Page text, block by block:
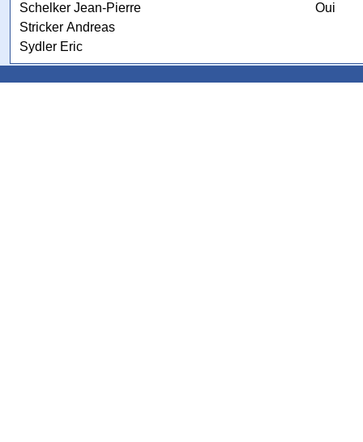
Schelker Jean-Pierre
Oui
Stricker Andreas
Sydler Eric